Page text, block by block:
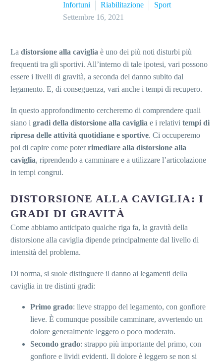
Infortuni
Riabilitazione
Sport
Settembre 16, 2021
La distorsione alla caviglia è uno dei più noti disturbi più
frequenti tra gli sportivi. All’interno di tale ipotesi, vari possono
essere i livelli di gravità, a seconda del danno subito dal
legamento. E, di conseguenza, vari anche i tempi di recupero.
In questo approfondimento cercheremo di comprendere quali
siano i gradi della distorsione alla caviglia e i relativi tempi di
ripresa delle attività quotidiane e sportive. Ci occuperemo
poi di capire come poterrimediare alla distorsione alla
caviglia, riprendendo a camminare e a utilizzare l’articolazione
in tempi congrui.
DISTORSIONE ALLA CAVIGLIA: I
GRADI DI GRAVITÀ
Come abbiamo anticipato qualche riga fa, la gravità della
distorsione alla caviglia dipende principalmente dal livello di
intensità del problema.
Di norma, si suole distinguere il danno ai legamenti della
caviglia in tre distinti gradi:
Primo grado: lieve strappo del legamento, con gonfiore
lieve. È comunque possibile camminare, avvertendo un
dolore generalmente leggero o poco moderato.
Secondo grado: strappo più importante del primo, con
gonfiore e lividi evidenti. Il dolore è leggero se non si